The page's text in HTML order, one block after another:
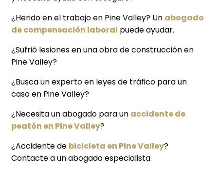
¿Herido en el trabajo en Pine Valley? Un abogado
de compensación laboral puede ayudar.
¿Sufrió lesiones en una obra de construcción en
Pine Valley?
¿Busca un experto en leyes de tráfico para un
caso en Pine Valley?
¿Necesita un abogado para un accidente de
peatón en Pine Valley?
¿Accidente de bicicleta en Pine Valley?
Contacte a un abogado especialista.